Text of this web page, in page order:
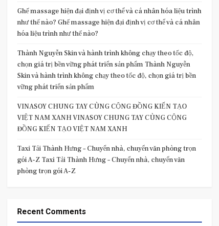
Ghế massage hiện đại định vị cơ thể và cá nhân hóa liệu trình
như thế nào? Ghế massage hiện đại định vị cơ thể và cá nhân
hóa liệu trình như thế nào?
Thành Nguyễn Skin và hành trình không chạy theo tốc độ,
chọn giá trị bền vững phát triển sản phẩm Thành Nguyễn
Skin và hành trình không chạy theo tốc độ, chọn giá trị bền
vững phát triển sản phẩm
VINASOY CHUNG TAY CÙNG CỘNG ĐỒNG KIẾN TẠO
VIỆT NAM XANH VINASOY CHUNG TAY CÙNG CỘNG
ĐỒNG KIẾN TẠO VIỆT NAM XANH
Taxi Tải Thành Hưng – Chuyển nhà, chuyển văn phòng trọn
gói A-Z Taxi Tải Thành Hưng – Chuyển nhà, chuyển văn
phòng trọn gói A-Z
Recent Comments